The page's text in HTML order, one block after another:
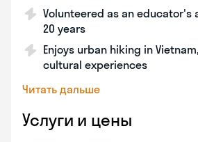
Volunteered as an educator's
20 years
Enjoys urban hiking in
cultural experiences
Читать дальше
Услуги и цены